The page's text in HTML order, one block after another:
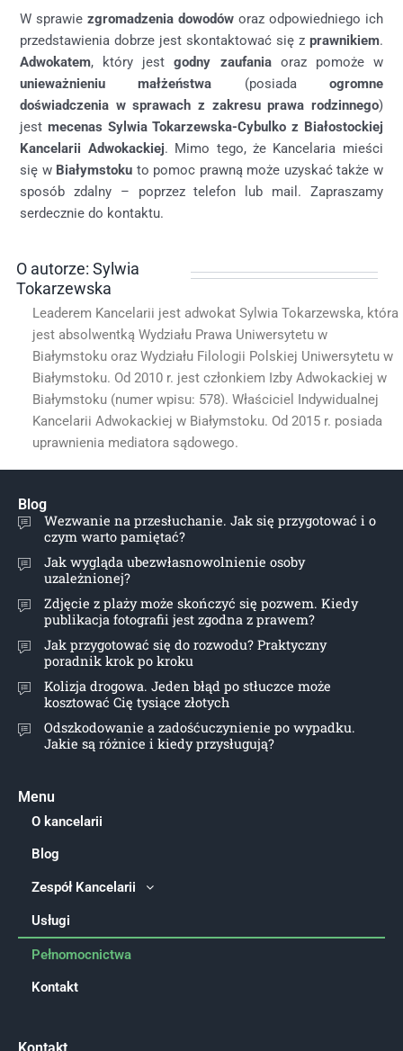
W sprawiezgromadzenia dowodów oraz odpowiedniego ich
przedstawienia dobrze jest skontaktować się z prawnikiem.
Adwokatem, który jestgodny zaufaniaoraz pomoże w
unieważnieniu małżeństwa (posiada ogromne
doświadczenia w sprawach z zakresu prawa rodzinnego)
jestmecenas Sylwia Tokarzewska-Cybulko z Białostockiej
Kancelarii Adwokackiej. Mimo tego, że Kancelaria mieści
się w Białymstoku to pomoc prawną może uzyskać także w
sposób zdalny – poprzez telefon lub mail. Zapraszamy
serdecznie do kontaktu.
O autorze: Sylwia
Tokarzewska
Leaderem Kancelarii jest adwokat Sylwia Tokarzewska, która
jest absolwentką Wydziału Prawa Uniwersytetu w
Białymstoku oraz Wydziału Filologii Polskiej Uniwersytetu w
Białymstoku. Od 2010 r. jest członkiem Izby Adwokackiej w
Białymstoku (numer wpisu: 578). Właściciel Indywidualnej
Kancelarii Adwokackiej w Białymstoku. Od 2015 r. posiada
uprawnienia mediatora sądowego.
Blog
Wezwanie na przesłuchanie. Jak się przygotować i o
czym warto pamiętać?
Jak wygląda ubezwłasnowolnienie osoby
uzależnionej?
Zdjęcie z plaży może skończyć się pozwem. Kiedy
publikacja fotografii jest zgodna z prawem?
Jak przygotować się do rozwodu? Praktyczny
poradnik krok po kroku
Kolizja drogowa. Jeden błąd po stłuczce może
kosztować Cię tysiące złotych
Odszkodowanie a zadośćuczynienie po wypadku.
Jakie są różnice i kiedy przysługują?
Menu
O kancelarii
Blog
Zespół Kancelarii
Usługi
Pełnomocnictwa
Kontakt